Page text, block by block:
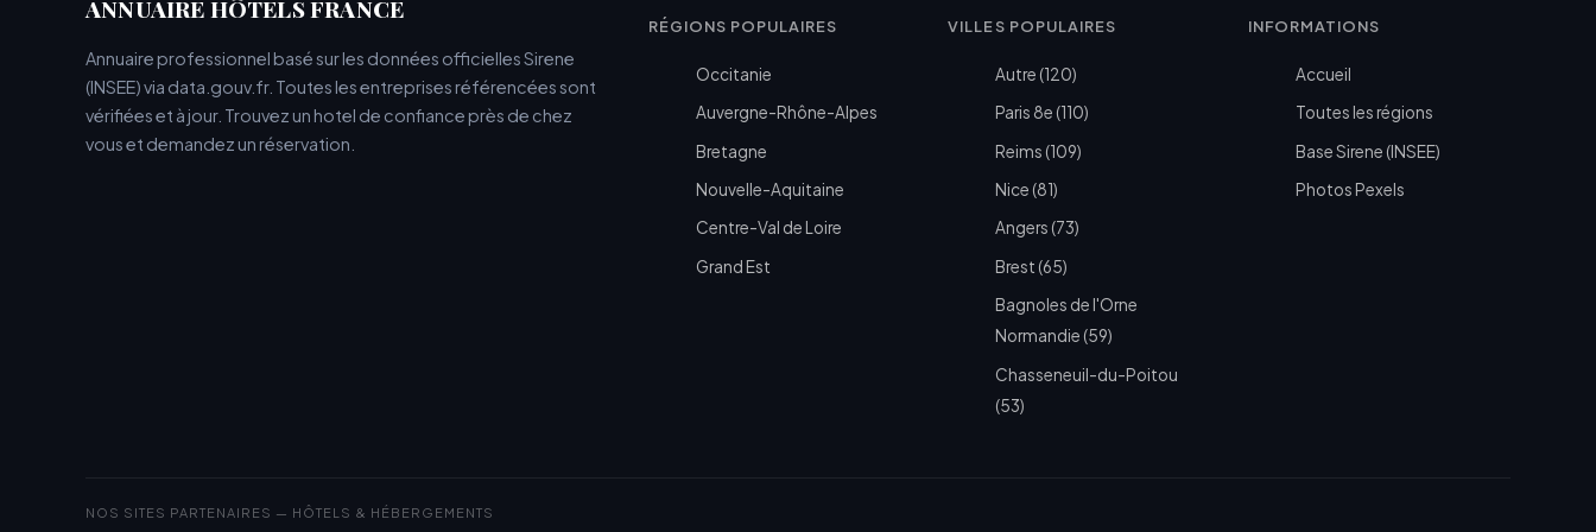
ANNUAIRE HÔTELS FRANCE
Annuaire professionnel basé sur les données officielles Sirene
(INSEE) via data.gouv.fr. Toutes les entreprises référencées sont
vérifiées et à jour. Trouvez un hotel de confiance près de chez
vous et demandez un réservation.
RÉGIONS POPULAIRES
Occitanie
Auvergne-Rhône-Alpes
Bretagne
Nouvelle-Aquitaine
Centre-Val de Loire
Grand Est
VILLES POPULAIRES
Autre (120)
Paris 8e (110)
Reims (109)
Nice (81)
Angers (73)
Brest (65)
Bagnoles de l'Orne
Normandie (59)
Chasseneuil-du-Poitou
(53)
INFORMATIONS
Accueil
Toutes les régions
Base Sirene (INSEE)
Photos Pexels
NOS SITES PARTENAIRES — HÔTELS & HÉBERGEMENTS